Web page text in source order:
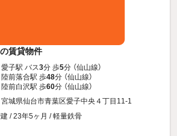
賃貸物件
愛子駅 バス3分 歩5分 （仙山線）
陸前落合駅 歩48分 （仙山線）
陸前白沢駅 歩60分 （仙山線）
宮城県仙台市青葉区愛子中央４丁目11-1
/ 23年5ヶ月 / 軽量鉄骨